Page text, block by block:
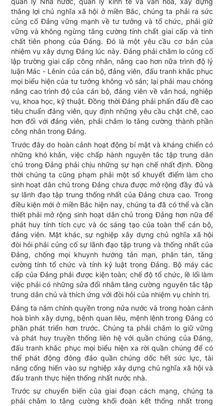
thắng lợi chủ nghĩa xã hội ở miền Bắc, chúng ta phải ra sức
củng cố Đảng vững mạnh về tư tưởng và tổ chức, phải giữ
vững và không ngừng tǎng cường tính chất giai cấp và tính
chất tiên phong của Đảng. Đó là một yêu cầu cơ bản của
nhiệm vụ xây dựng Đảng lúc này. Đảng phải chǎm lo củng cố
lập trường giai cấp công nhân, nâng cao hơn nữa trình độ lý
luận Mác - Lênin của cán bộ, đảng viên, đấu tranh khắc phục
mọi biểu hiện của tư tưởng không vô sản; lại phải mau chóng
nâng cao trình độ của cán bộ, đảng viên về vǎn hoá, nghiệp
vụ, khoa học, kỹ thuật. Đồng thời Đảng phải phấn đấu đề cao
tiêu chuẩn đảng viên, quy định những yêu cầu chặt chẽ, cao
hơn đối với đảng viên, phải chǎm lo tǎng cường thành phần
công nhân trong Đảng.
Trước đây do hoàn cảnh hoạt động bí mật và kháng chiến có
những khó khǎn, việc chấp hành nguyên tắc tập trung dân
chủ trong Đảng phải chịu những sự hạn chế nhất định. Đồng
thời chúng ta cũng phạm phải một số khuyết điểm làm cho
sinh hoạt dân chủ trong Đảng chưa được mở rộng đầy đủ và
sự lãnh đạo tập trung thống nhất của Đảng chưa cao. Trong
điều kiện mới ở miền Bắc hiện nay, chúng ta đã có thể và cần
thiết phải mở rộng sinh hoạt dân chủ trong Đảng hơn nữa để
phát huy tính tích cực và óc sáng tạo của toàn thể cán bộ,
đảng viên. Mặt khác, sự nghiệp xây dựng chủ nghĩa xã hội
đòi hỏi phải củng cố sự lãnh đạo tập trung và thống nhất của
Đảng, chống mọi khuynh hướng tản mạn, phân tán, tǎng
cường tính tổ chức và tính kỷ luật trong Đảng. Bộ máy các
cấp của Đảng phải được kiện toàn; chế độ tổ chức, lề lối làm
việc phải có những sửa đổi nhằm tǎng cường nguyên tắc tập
trung dân chủ và thích ứng với đòi hỏi của nhiệm vụ chính trị.
Đảng ta nắm chính quyền trong nửa nước và trong hoàn cảnh
hoà bình xây dựng, bệnh quan liêu, mệnh lệnh trong Đảng có
phần phát triển hơn trước. Chúng ta phải chǎm lo giữ vững
và phát huy truyền thống liên hệ với quần chúng của Đảng,
đấu tranh khắc phục mọi biểu hiện xa rời quần chúng để có
thể phát động đông đảo quần chúng dốc hết sức lực, tài
nǎng cống hiến vào sự nghiệp xây dựng chủ nghĩa xã hội và
đấu tranh thực hiện thống nhất nước nhà.
Trước sự chuyển biến của giai đoạn cách mạng, chúng ta
phải chǎm lo tǎng cường khối đoàn kết thống nhất trong